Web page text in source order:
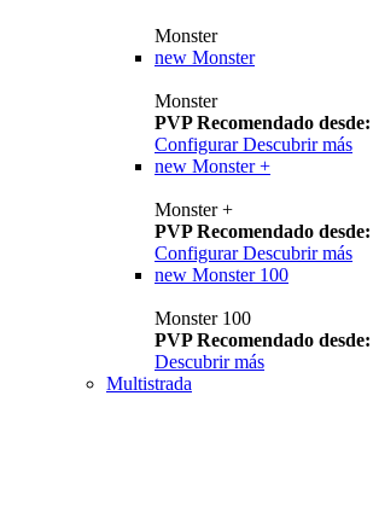
Monster
new Monster
Monster
PVP Recomendado
Configurar Descubrir más
new Monster +
Monster +
PVP Recomendado
Configurar Descubrir más
new Monster 100
Monster 100
PVP Recomendado
Descubrir más
Multistrada